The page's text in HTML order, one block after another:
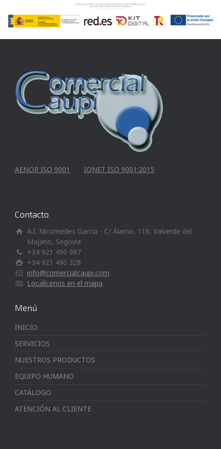
AENOR ISO 9001 IQNET ISO 9001:2015
Contacto
A.I. Nicomedes García - C/ Álamo, 118, Valverde del
Majano, Segovia
+34 921 490 987
+34 921 490 328
info@comercialcaupi.com
Localícenos en el mapa
Menú
INICIO
SERVICIOS
NUESTROS PRODUCTOS
EQUIPO HUMANO
CATÁLOGO
ATENCIÓN AL CLIENTE